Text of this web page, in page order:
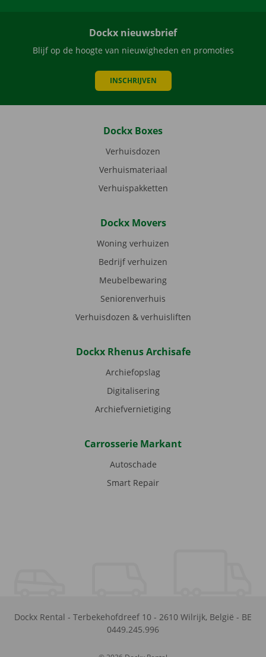
Dockx nieuwsbrief
Blijf op de hoogte van nieuwigheden en promoties
INSCHRIJVEN
Dockx Boxes
Verhuisdozen
Verhuismateriaal
Verhuispakketten
Dockx Movers
Woning verhuizen
Bedrijf verhuizen
Meubelbewaring
Seniorenverhuis
Verhuisdozen & verhuisliften
Dockx Rhenus Archisafe
Archiefopslag
Digitalisering
Archiefvernietiging
Carrosserie Markant
Autoschade
Smart Repair
Dockx Rental - Terbekehofdreef 10 - 2610 Wilrijk, België - BE
0449.245.996